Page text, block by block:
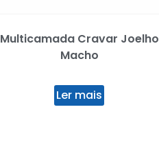
Multicamada Cravar Joelho
Macho
Ler mais